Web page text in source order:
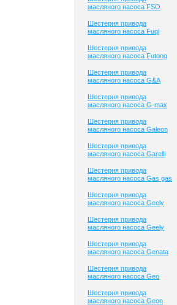
масляного насоса FSO
Шестерня привода
масляного насоса Fuqi
Шестерня привода
масляного насоса Futong
Шестерня привода
масляного насоса G&A
Шестерня привода
масляного насоса G-max
Шестерня привода
масляного насоса Galeon
Шестерня привода
масляного насоса Garelli
Шестерня привода
масляного насоса Gas gas
Шестерня привода
масляного насоса Geely
Шестерня привода
масляного насоса Geely
Шестерня привода
масляного насоса Genata
Шестерня привода
масляного насоса Geo
Шестерня привода
масляного насоса Geon